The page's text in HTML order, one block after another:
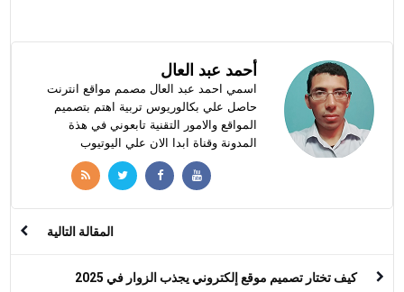
أحمد عبد العال
اسمي احمد عبد العال مصمم مواقع انترنت
حاصل علي بكالوريوس تربية اهتم بتصميم
المواقع والامور التقنية تابعوني في هذة
المدونة وقناة ابدا الان علي اليوتيوب
المقالة التالية
كيف تختار تصميم موقع إلكتروني يجذب الزوار في 2025